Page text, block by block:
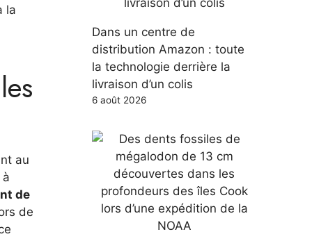
la
au
de
de
Dans un centre de
distribution Amazon : toute
la technologie derrière la
livraison d’un colis
6 août 2026